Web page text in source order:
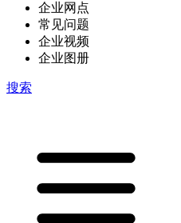
企业网点
常见问题
企业视频
企业图册
搜索